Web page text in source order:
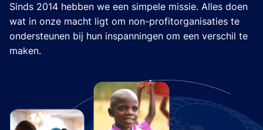
Sinds 2014 hebben we een simpele missie. Alles doen
wat in onze macht ligt om non-profitorganisaties te
ondersteunen bij hun inspanningen om een verschil te
maken.